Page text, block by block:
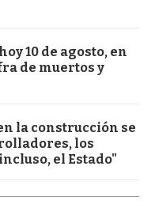
10 de agosto, en
de muertos y
la construcción se
los
el Estado"